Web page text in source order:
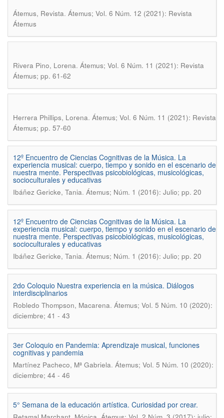
Átemus, Revista. Átemus; Vol. 6 Núm. 12 (2021): Revista
Átemus
Rivera Pino, Lorena. Átemus; Vol. 6 Núm. 11 (2021): Revista
Átemus; pp. 61-62
Herrera Phillips, Lorena. Átemus; Vol. 6 Núm. 11 (2021): Revista
Átemus; pp. 57-60
12º Encuentro de Ciencias Cognitivas de la Música. La
experiencia musical: cuerpo, tiempo y sonido en el escenario de
nuestra mente. Perspectivas psicobiológicas, musicológicas,
socioculturales y educativas
Ibáñez Gericke, Tania. Átemus; Núm. 1 (2016): Julio; pp. 20
12º Encuentro de Ciencias Cognitivas de la Música. La
experiencia musical: cuerpo, tiempo y sonido en el escenario de
nuestra mente. Perspectivas psicobiológicas, musicológicas,
socioculturales y educativas
Ibáñez Gericke, Tania. Átemus; Núm. 1 (2016): Julio; pp. 20
2do Coloquio Nuestra experiencia en la música. Diálogos
interdisciplinarios
Robledo Thompson, Macarena. Átemus; Vol. 5 Núm. 10 (2020):
diciembre; 41 - 43
3er Coloquio en Pandemia: Aprendizaje musical, funciones
cognitivas y pandemia
Martínez Pacheco, Mª Gabriela. Átemus; Vol. 5 Núm. 10 (2020):
diciembre; 44 - 46
5° Semana de la educación artística. Curiosidad por crear.